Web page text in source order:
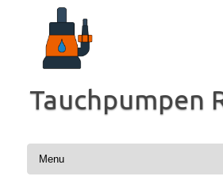
springen
Tauchpumpen